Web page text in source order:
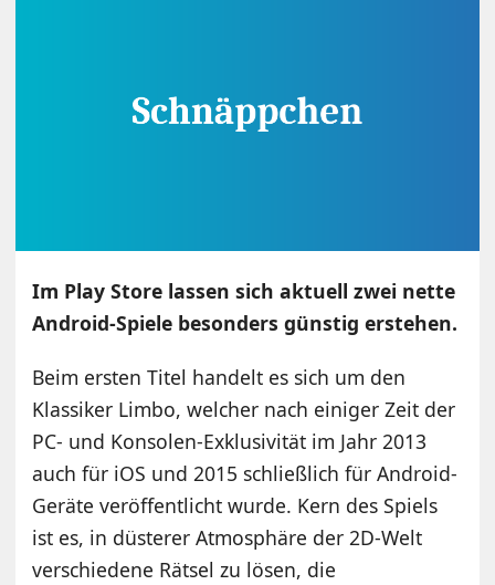
Im Play Store lassen sich aktuell zwei nette
Android-Spiele besonders günstig erstehen.
Beim ersten Titel handelt es sich um den
Klassiker Limbo, welcher nach einiger Zeit der
PC- und Konsolen-Exklusivität im Jahr 2013
auch für iOS und 2015 schließlich für Android-
Geräte veröffentlicht wurde. Kern des Spiels
ist es, in düsterer Atmosphäre der 2D-Welt
verschiedene Rätsel zu lösen, die